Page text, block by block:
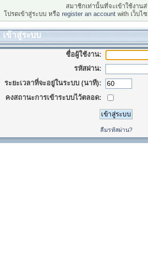
สมาชิกเท่านั้นที่จะเข้าใช้งาน
โปรดเข้าสู่ระบบ หรือ register an account with เว็บ
เข้าสู่ระบบ
ชื่อผู้ใช้งาน:
รหัสผ่าน:
ระยะเวลาที่จะอยู่ในระบบ (นาที):
คงสถานะการเข้าระบบไว้ตลอด:
ลืมรหัสผ่าน?